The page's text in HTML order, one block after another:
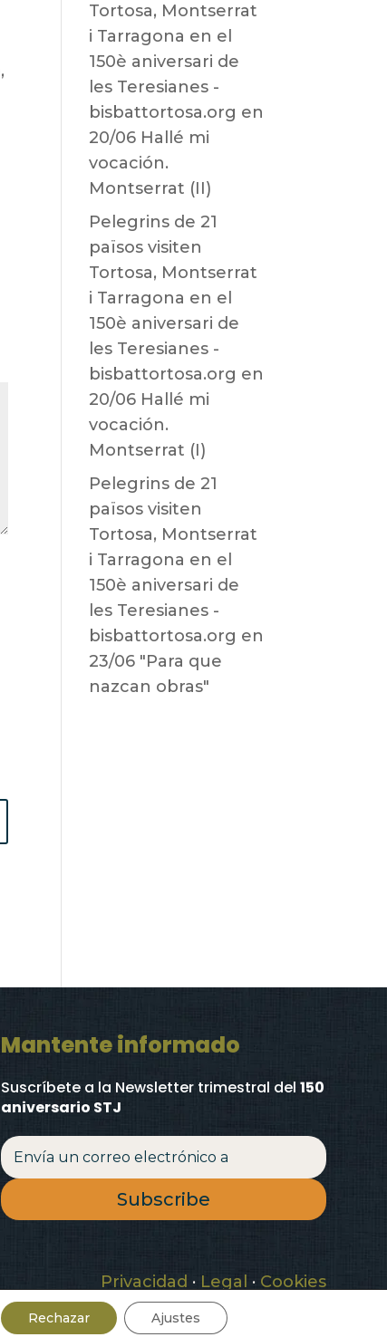
Tortosa, Montserrat
i Tarragona en el
150è aniversari de
les Teresianes -
bisbattortosa.org en
20/06 Hallé mi
vocación.
Montserrat (II)
Pelegrins de 21
països visiten
Tortosa, Montserrat
i Tarragona en el
150è aniversari de
les Teresianes -
bisbattortosa.org en
20/06 Hallé mi
vocación.
Montserrat (I)
Pelegrins de 21
països visiten
Tortosa, Montserrat
i Tarragona en el
150è aniversari de
les Teresianes -
bisbattortosa.org en
23/06 "Para que
nazcan obras"
Mantente informado
Suscríbete a la Newsletter trimestral del 150
aniversario STJ
Subscribe
Privacidad · Legal · Cookies
Rechazar Ajustes